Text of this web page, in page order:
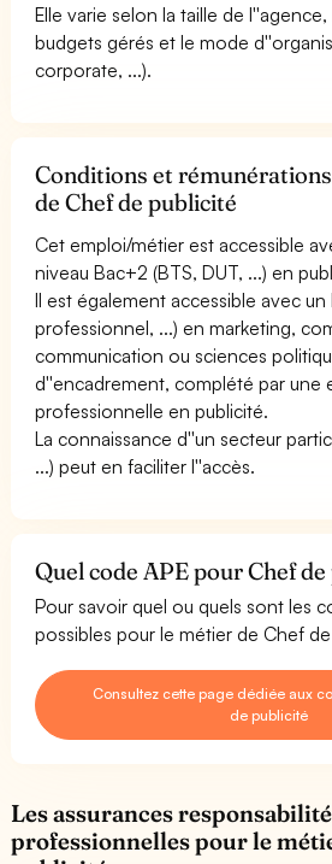
Elle varie selon la taille de
budgets gérés et le mode
corporate, ...).
Conditions et
de Chef de publicité
Cet emploi/métier est accessible
niveau Bac+2 (BTS, DUT, ...) en
Il est également accessible avec un
professionnel, ...) en marketing,
communication ou sciences
d''encadrement, complété par une
professionnelle en publicité.
La connaissance d''un secteur
...) peut en faciliter l''accès.
Quel code APE pour Chef
Pour savoir quel ou quels sont les
possibles pour le métier de Chef
Consultez cette page dédiée aux
de publicité
Les assurances
professionnelles pour le